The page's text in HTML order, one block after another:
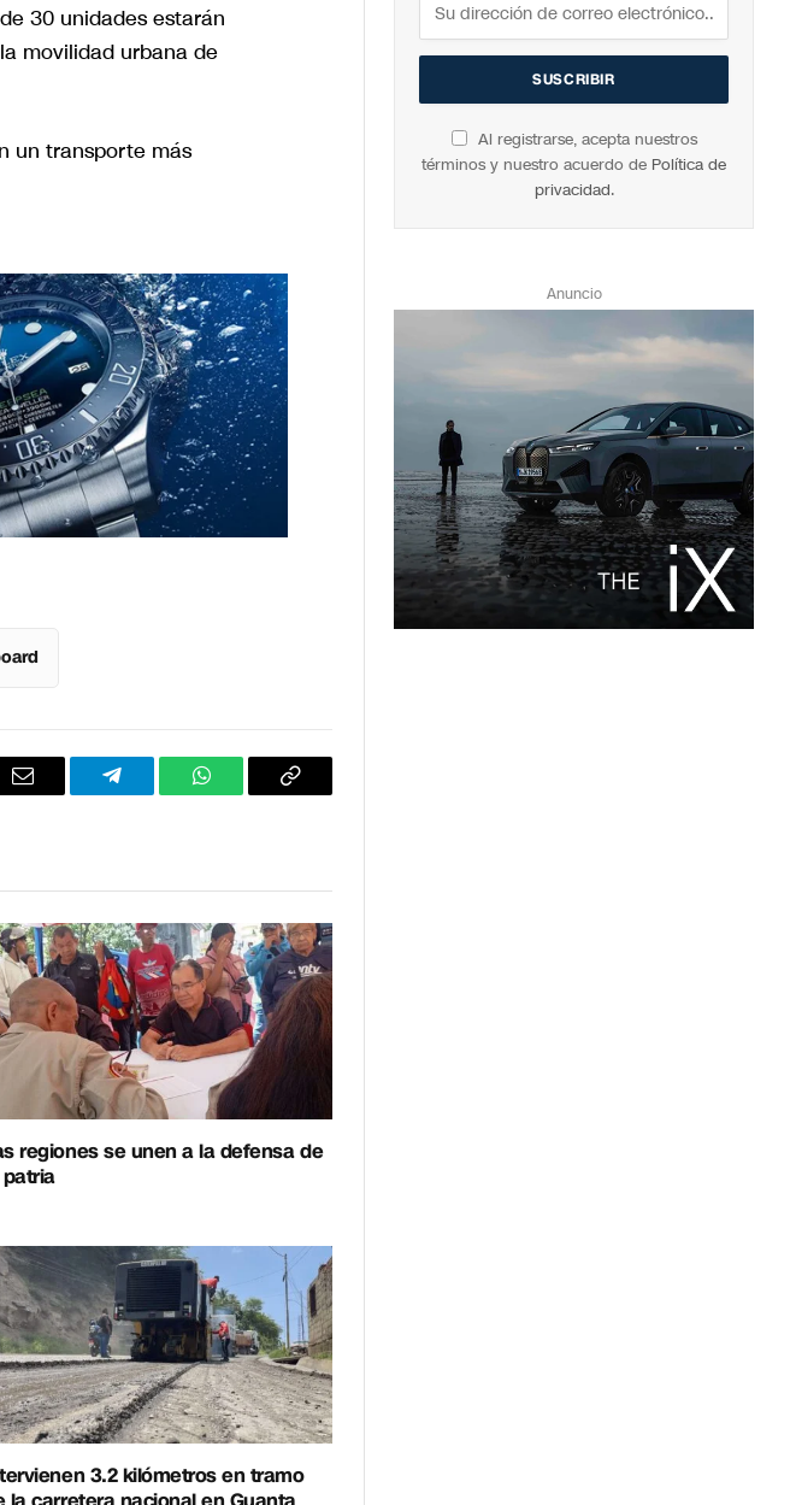
30 unidades estarán
movilidad urbana de
un transporte más
Correo
TelegramWhatsAppCopiar
regiones se unen a la defensa de
3.2 kilómetros en tramo
Al registrarse, acepta nuestros
términos y nuestro acuerdo de Política de
privacidad.
Anuncio